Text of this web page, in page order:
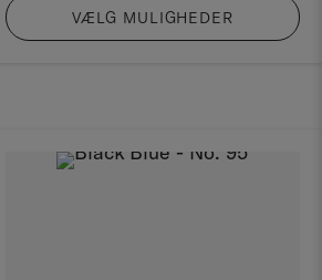
1.925,00 kr.
VÆLG MULIGHEDER